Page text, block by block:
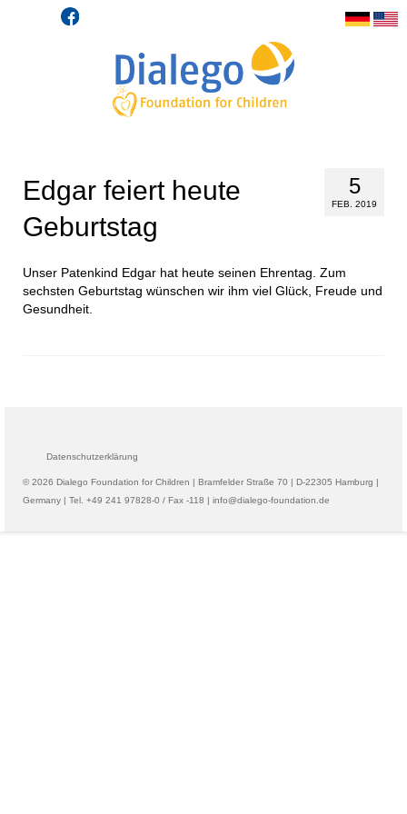
5
FEB. 2019
Edgar feiert heute
Geburtstag
Unser Patenkind Edgar hat heute seinen Ehrentag. Zum
sechsten Geburtstag wünschen wir ihm viel Glück, Freude und
Gesundheit.
Datenschutzerklärung
© 2026 Dialego Foundation for Children | Bramfelder Straße 70 | D-22305 Hamburg |
Germany | Tel. +49 241 97828-0 / Fax -118 | info@dialego-foundation.de